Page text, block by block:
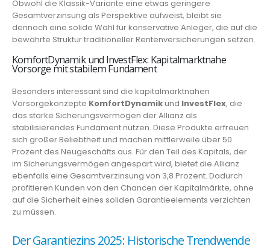
Obwohl die Klassik-Variante eine etwas geringere
Gesamtverzinsung als Perspektive aufweist, bleibt sie
dennoch eine solide Wahl für konservative Anleger, die auf die
bewährte Struktur traditioneller Rentenversicherungen setzen.
KomfortDynamik und InvestFlex: Kapitalmarktnahe
Vorsorge mit stabilem Fundament
Besonders interessant sind die kapitalmarktnahen
Vorsorgekonzepte KomfortDynamikund InvestFlex, die
das starke Sicherungsvermögen der Allianz als
stabilisierendes Fundament nutzen. Diese Produkte erfreuen
sich großer Beliebtheit und machen mittlerweile über 50
Prozent des Neugeschäfts aus. Für den Teil des Kapitals, der
im Sicherungsvermögen angespart wird, bietet die Allianz
ebenfalls eine Gesamtverzinsung von 3,8 Prozent. Dadurch
profitieren Kunden von den Chancen der Kapitalmärkte, ohne
auf die Sicherheit eines soliden Garantieelements verzichten
zu müssen.
Der Garantiezins 2025: Historische Trendwende